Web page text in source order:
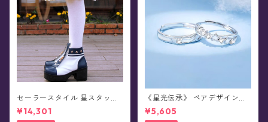
セーラースタイル 星スタッズ
ショートブーツ(全3色)
¥14,301
《星光伝承》 ペアデザイン・
蓄光シルバーリング(全2種)
¥5,605